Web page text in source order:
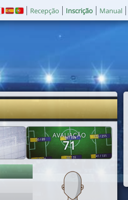
Recepção Inscrição Manual
AVALIAÇÃO
71